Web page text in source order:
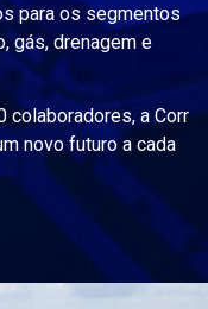
para os segmentos
gás, drenagem e
colaboradores, a Corr
novo futuro a cada